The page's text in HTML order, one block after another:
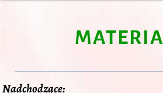
Nadchodzące: